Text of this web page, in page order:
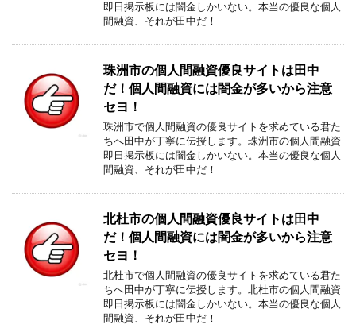
即日掲示板には闇金しかいない。本当の優良な個人
間融資、それが田中だ！
珠洲市の個人間融資優良サイトは田中
だ！個人間融資には闇金が多いから注意
セヨ！
珠洲市で個人間融資の優良サイトを求めている君た
ちへ田中が丁寧に伝授します。珠洲市の個人間融資
即日掲示板には闇金しかいない。本当の優良な個人
間融資、それが田中だ！
北杜市の個人間融資優良サイトは田中
だ！個人間融資には闇金が多いから注意
セヨ！
北杜市で個人間融資の優良サイトを求めている君た
ちへ田中が丁寧に伝授します。北杜市の個人間融資
即日掲示板には闇金しかいない。本当の優良な個人
間融資、それが田中だ！